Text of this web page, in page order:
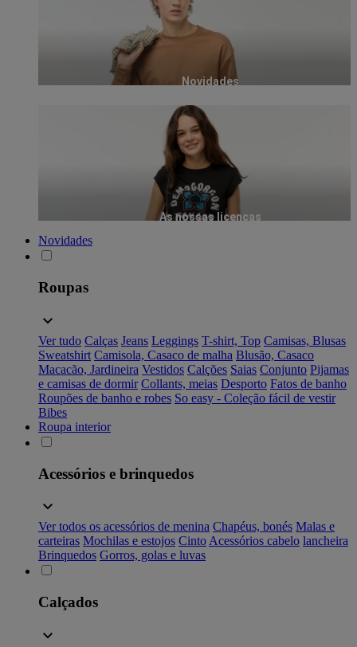
Novidades
As nossas licenças
Novidades
Roupas
Ver tudo Calças Jeans Leggings T-shirt, Top Camisas, Blusas
Sweatshirt Camisola, Casaco de malha Blusão, Casaco
Macacão, Jardineira Vestidos Calções Saias Conjunto Pijamas
e camisas de dormir Collants, meias Desporto Fatos de banho
Roupões de banho e robes So easy - Coleção fácil de vestir
Bibes
Roupa interior
Acessórios e brinquedos
Ver todos os acessórios de menina Chapéus, bonés Malas e
carteiras Mochilas e estojos Cinto Acessórios cabelo lancheira
Brinquedos Gorros, golas e luvas
Calçados